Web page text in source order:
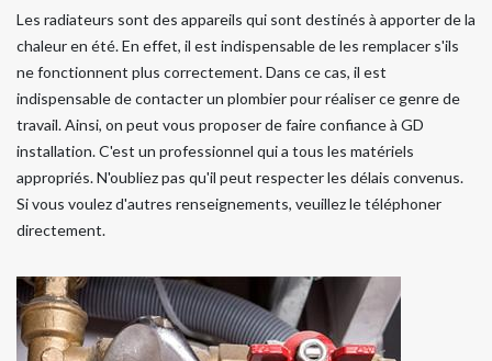
Les radiateurs sont des appareils qui sont destinés à apporter de la
chaleur en été. En effet, il est indispensable de les remplacer s'ils
ne fonctionnent plus correctement. Dans ce cas, il est
indispensable de contacter un plombier pour réaliser ce genre de
travail. Ainsi, on peut vous proposer de faire confiance à GD
installation. C'est un professionnel qui a tous les matériels
appropriés. N'oubliez pas qu'il peut respecter les délais convenus.
Si vous voulez d'autres renseignements, veuillez le téléphoner
directement.